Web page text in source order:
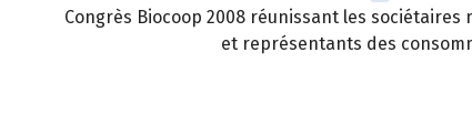
Congrès Biocoop 2008 réunissant les sociétaires
et représentants des